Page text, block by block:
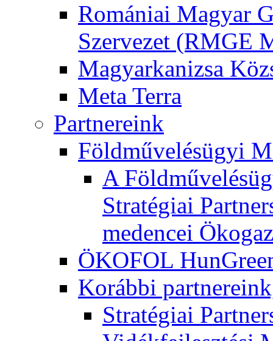
Romániai Magyar
Szervezet (RMGE
Magyarkanizsa
Meta Terra
Partnereink
Földművelésügyi
A
Stratégiai
medencei
ÖKOFOL
Korábbi
Stratégiai